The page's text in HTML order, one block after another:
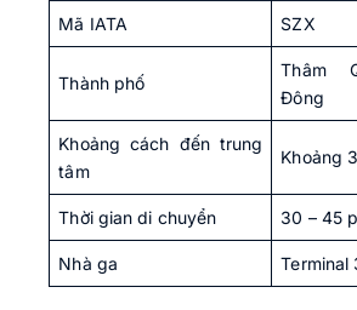
Mã IATA SZX
Thành phố
Thâm
Đông
Khoảng cách đến trung
tâm
Khoảng
Thời gian di chuyển 30 – 45
Nhà ga Terminal